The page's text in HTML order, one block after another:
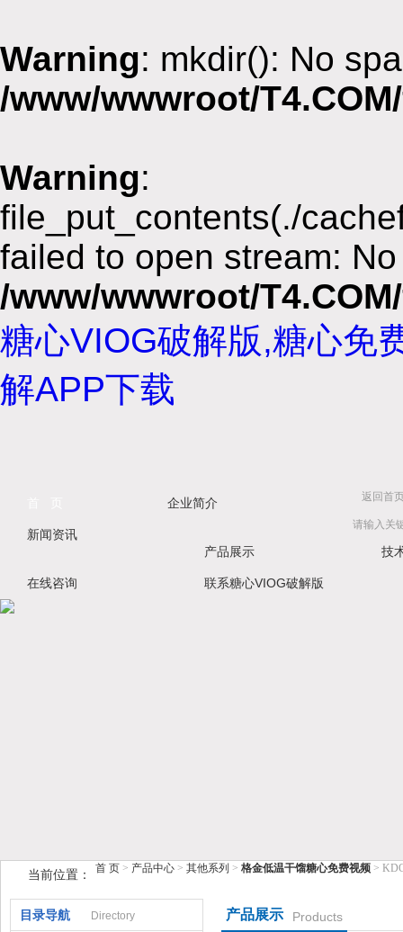
Warning: mkdir(): No
/www/wwwroot/
Warning:
file_put_contents(./
failed to open stream:
/www/wwwroot/
糖心VIOG破解版,糖心免
解APP下载
鹤壁市糖心VIOG破解版仪器仪表有限公司
返回首
企业简介
新闻资讯
产品展示
技
在线咨询 联系糖心VIOG破解版
当前位置： 首 页 > 产品中心 > 其他系列 > 格金低温干馏糖心免费视频 >
目录导航 Directory 产品展示 Products